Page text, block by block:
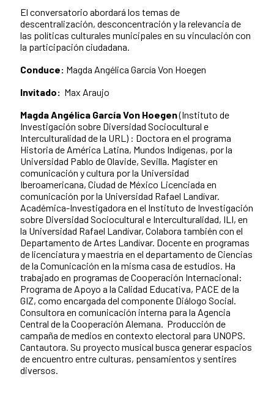
El conversatorio abordará los temas de
descentralización, desconcentración y la relevancia de
las políticas culturales municipales en su vinculación con
la participación ciudadana.
Conduce: Magda Angélica García Von Hoegen
Invitado: Max Araujo
Magda Angélica García Von Hoegen(Instituto de
Investigación sobre Diversidad Sociocultural e
Interculturalidad de la URL) : Doctora en el programa
Historia de América Latina, Mundos Indígenas, por la
Universidad Pablo de Olavide, Sevilla. Magíster en
comunicación y cultura por la Universidad
Iberoamericana, Ciudad de México Licenciada en
comunicación por la Universidad Rafael Landívar.
Académica-Investigadora en el Instituto de Investigación
sobre Diversidad Sociocultural e Interculturalidad, ILI, en
la Universidad Rafael Landívar, Colabora también con el
Departamento de Artes Landívar. Docente en programas
de licenciatura y maestría en el departamento de Ciencias
de la Comunicación en la misma casa de estudios. Ha
trabajado en programas de Cooperación Internacional:
Programa de Apoyo a la Calidad Educativa, PACE de la
GIZ, como encargada del componente Diálogo Social.
Consultora en comunicación interna para la Agencia
Central de la Cooperación Alemana. Producción de
campaña de medios en contexto electoral para UNOPS.
Cantautora. Su proyecto musical busca generar espacios
de encuentro entre culturas, pensamientos y sentires
diversos.